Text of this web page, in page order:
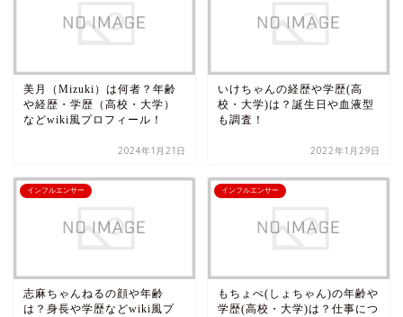
美月（Mizuki）は何者？年齢
や経歴・学歴（高校・大学）
などwiki風プロフィール！
2024年1月21日
いけちゃんの経歴や学歴(高
校・大学)は？誕生日や血液型
も調査！
2022年1月29日
インフルエンサー
志麻ちゃんねるの顔や年齢
は？身長や学歴などwiki風プ
インフルエンサー
もちょぺ(しょちゃん)の年齢や
学歴(高校・大学)は？仕事につ